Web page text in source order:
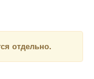
отдельно.